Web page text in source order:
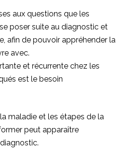
aux questions que les
poser suite au diagnostic et
afin de pouvoir appréhender la
avec.
et récurrente chez les
est le besoin
maladie et les étapes de la
peut apparaître